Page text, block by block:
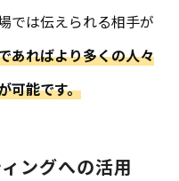
では伝えられる相手が
あればより多くの人々
可能です。
ングへの活用